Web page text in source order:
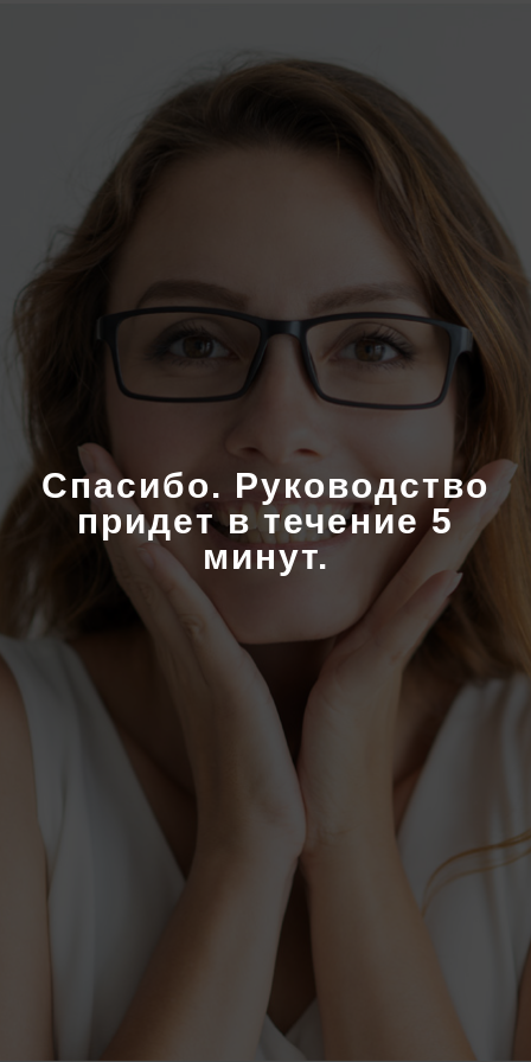
Спасибо. Руководство
придет в течение 5
минут.